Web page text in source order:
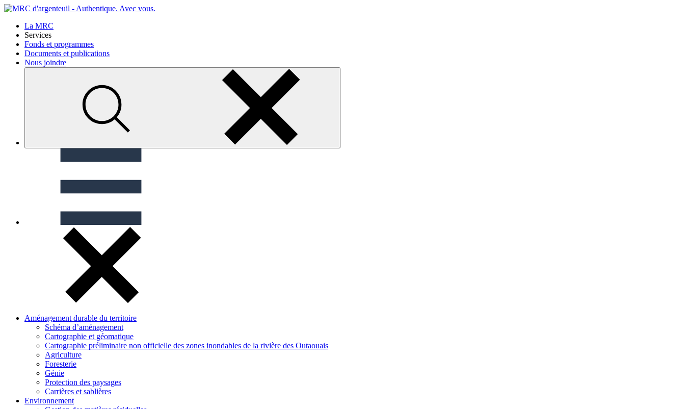
La MRC
Services
Fonds et programmes
Documents et publications
Nous joindre
Aménagement durable du territoire
Schéma d’aménagement
Cartographie et géomatique
Cartographie préliminaire non officielle des zones inondables de la rivière des Outaouais
Agriculture
Foresterie
Génie
Protection des paysages
Carrières et sablières
Environnement